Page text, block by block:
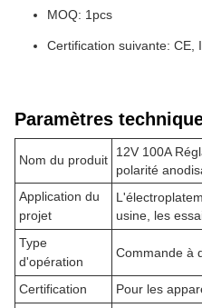
MOQ: 1pcs
Certification suivante: CE,
Paramètres
Nom du produit
12V 100A
polarité
Application du
projet
usine, les
Type
d'opération
Commande à
Certification
Pour les